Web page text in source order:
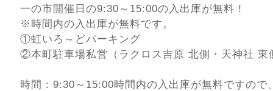
一の市開催日の9:30～15:00の入出庫が無料！
※時間内の入出庫が無料です。
①虹いろ～どパーキング
②本町駐車場私営（ラクロス吉原 北側・天神社 東
時間：9:30～15:00時間内の入出庫が無料ですので